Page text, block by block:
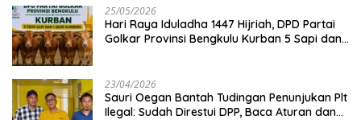
25/05/2026
Hari Raya Iduladha 1447 Hijriah, DPD Partai
Golkar Provinsi Bengkulu Kurban 5 Sapi dan 1
23/04/2026
Sauri Oegan Bantah Tudingan Penunjukan Plt
Ilegal: Sudah Direstui DPP, Baca Aturan dan